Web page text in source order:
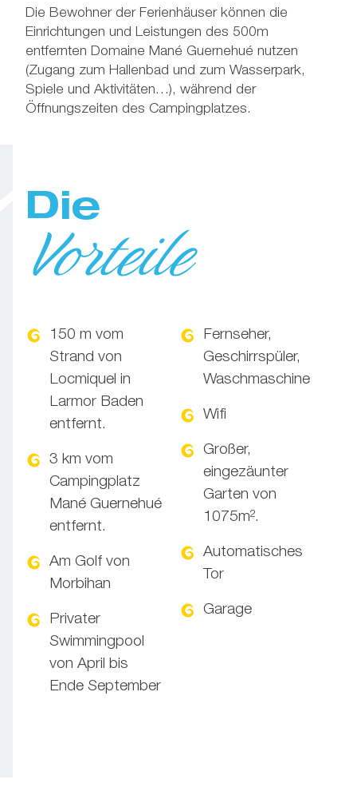
Die Bewohner der Ferienhäuser können die
Einrichtungen und Leistungen des 500m
entfernten Domaine Mané Guernehué nutzen
(Zugang zum Hallenbad und zum Wasserpark,
Spiele und Aktivitäten…), während der
Öffnungszeiten des Campingplatzes.
Die
Vorteile
150 m vom
Strand von
Locmiquel in
Larmor Baden
entfernt.
3 km vom
Campingplatz
Mané Guernehué
entfernt.
Am Golf von
Morbihan
Privater
Swimmingpool
von April bis
Ende September
Fernseher,
Geschirrspüler,
Waschmaschine
Wifi
Großer,
eingezäunter
Garten von
1075m².
Automatisches
Tor
Garage